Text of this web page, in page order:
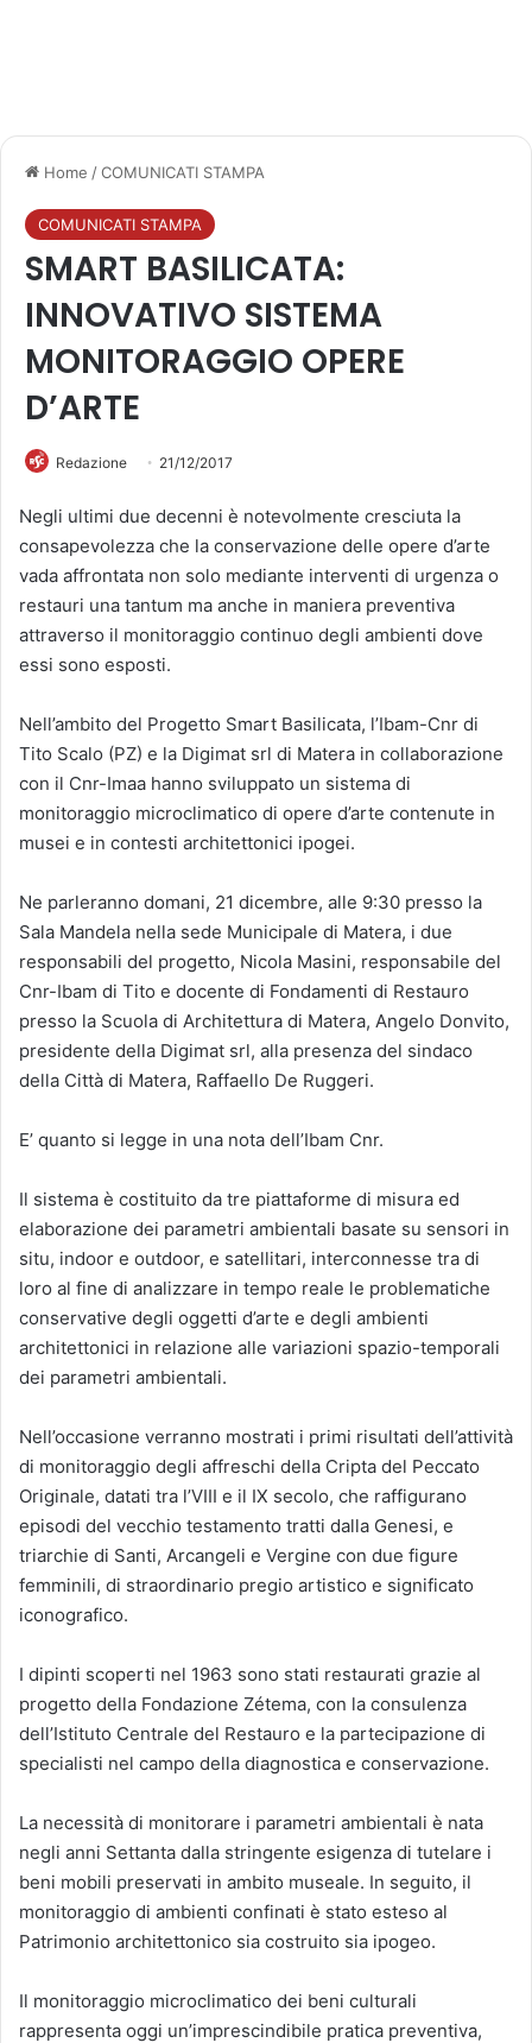
Home /COMUNICATI STAMPA
COMUNICATI STAMPA
SMART BASILICATA:
INNOVATIVO SISTEMA
MONITORAGGIO OPERE
D’ARTE
Redazione 21/12/2017
Negli ultimi due decenni è notevolmente cresciuta la
consapevolezza che la conservazione delle opere d’arte
vada affrontata non solo mediante interventi di urgenza o
restauri una tantum ma anche in maniera preventiva
attraverso il monitoraggio continuo degli ambienti dove
essi sono esposti.
Nell’ambito del Progetto Smart Basilicata, l’Ibam-Cnr di
Tito Scalo (PZ) e la Digimat srl di Matera in collaborazione
con il Cnr-Imaa hanno sviluppato un sistema di
monitoraggio microclimatico di opere d’arte contenute in
musei e in contesti architettonici ipogei.
Ne parleranno domani, 21 dicembre, alle 9:30 presso la
Sala Mandela nella sede Municipale di Matera, i due
responsabili del progetto, Nicola Masini, responsabile del
Cnr-Ibam di Tito e docente di Fondamenti di Restauro
presso la Scuola di Architettura di Matera, Angelo Donvito,
presidente della Digimat srl, alla presenza del sindaco
della Città di Matera, Raffaello De Ruggeri.
E’ quanto si legge in una nota dell’Ibam Cnr.
Il sistema è costituito da tre piattaforme di misura ed
elaborazione dei parametri ambientali basate su sensori in
situ, indoor e outdoor, e satellitari, interconnesse tra di
loro al fine di analizzare in tempo reale le problematiche
conservative degli oggetti d’arte e degli ambienti
architettonici in relazione alle variazioni spazio-temporali
dei parametri ambientali.
Nell’occasione verranno mostrati i primi risultati dell’attività
di monitoraggio degli affreschi della Cripta del Peccato
Originale, datati tra l’VIII e il IX secolo, che raffigurano
episodi del vecchio testamento tratti dalla Genesi, e
triarchie di Santi, Arcangeli e Vergine con due figure
femminili, di straordinario pregio artistico e significato
iconografico.
I dipinti scoperti nel 1963 sono stati restaurati grazie al
progetto della Fondazione Zétema, con la consulenza
dell’Istituto Centrale del Restauro e la partecipazione di
specialisti nel campo della diagnostica e conservazione.
La necessità di monitorare i parametri ambientali è nata
negli anni Settanta dalla stringente esigenza di tutelare i
beni mobili preservati in ambito museale. In seguito, il
monitoraggio di ambienti confinati è stato esteso al
Patrimonio architettonico sia costruito sia ipogeo.
Il monitoraggio microclimatico dei beni culturali
rappresenta oggi un’imprescindibile pratica preventiva,